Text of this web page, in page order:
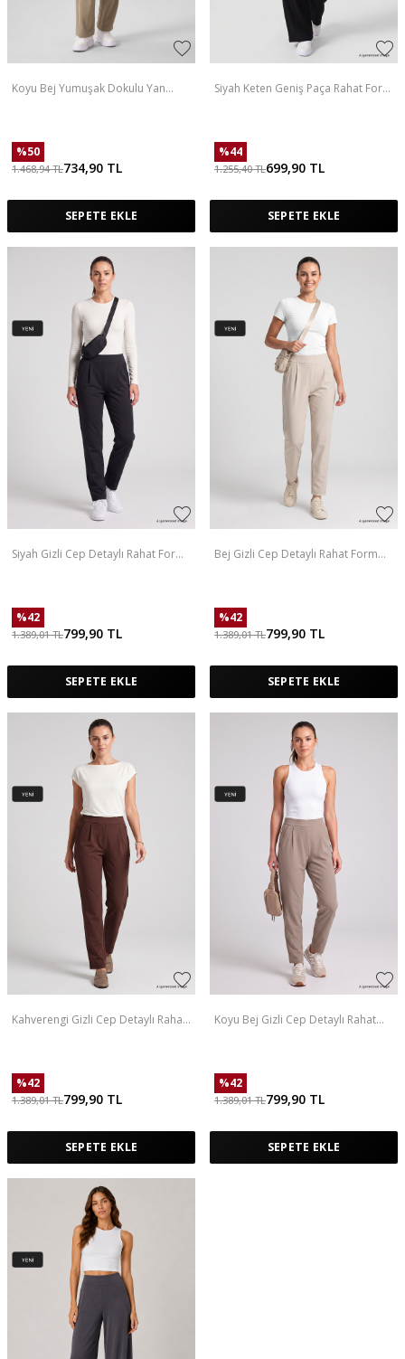
Koyu Bej Yumuşak Dokulu Yan
%50
1.468,94TL734,90 TL
SEPETE EKLE
Siyah Keten Geniş Paça Rahat Form
%44
1.255,40TL699,90 TL
SEPETE EKLE
Siyah Gizli Cep Detaylı Rahat Form
%42
1.389,01TL799,90 TL
SEPETE EKLE
Bej Gizli Cep Detaylı Rahat Form
%42
1.389,01TL799,90 TL
SEPETE EKLE
Kahverengi Gizli Cep Detaylı Rahat
%42
1.389,01TL799,90 TL
SEPETE EKLE
Koyu Bej Gizli Cep Detaylı Rahat
%42
1.389,01TL799,90 TL
SEPETE EKLE